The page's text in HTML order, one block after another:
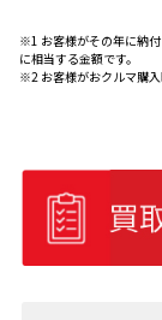
※1 お客様がその年に納
に相当する金額です。
※2 お客様がおクルマ購入